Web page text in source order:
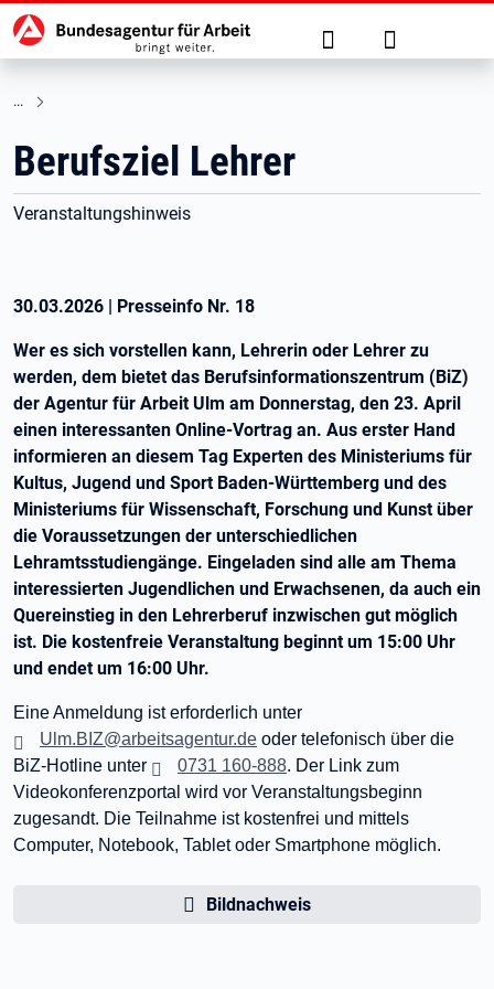
zu den Hauptinhalten springen
Hauptnavigation Suche Anmelden
Berufsziel Lehrer
Veranstaltungshinweis
30.03.2026 | Presseinfo Nr. 18
Wer es sich vorstellen kann, Lehrerin oder Lehrer zu
werden, dem bietet das Berufsinformationszentrum (BiZ)
der Agentur für Arbeit Ulm am Donnerstag, den 23. April
einen interessanten Online-Vortrag an. Aus erster Hand
informieren an diesem Tag Experten des Ministeriums für
Kultus, Jugend und Sport Baden-Württemberg und des
Ministeriums für Wissenschaft, Forschung und Kunst über
die Voraussetzungen der unterschiedlichen
Lehramtsstudiengänge. Eingeladen sind alle am Thema
interessierten Jugendlichen und Erwachsenen, da auch ein
Quereinstieg in den Lehrerberuf inzwischen gut möglich
ist. Die kostenfreie Veranstaltung beginnt um 15:00 Uhr
und endet um 16:00 Uhr.
Eine Anmeldung ist erforderlich unter
Ulm.BIZ@arbeitsagentur.de oder telefonisch über die
BiZ-Hotline unter
0731 160-888. Der Link zum
Videokonferenzportal wird vor Veranstaltungsbeginn
zugesandt. Die Teilnahme ist kostenfrei und mittels
Computer, Notebook, Tablet oder Smartphone möglich.
Bildnachweis